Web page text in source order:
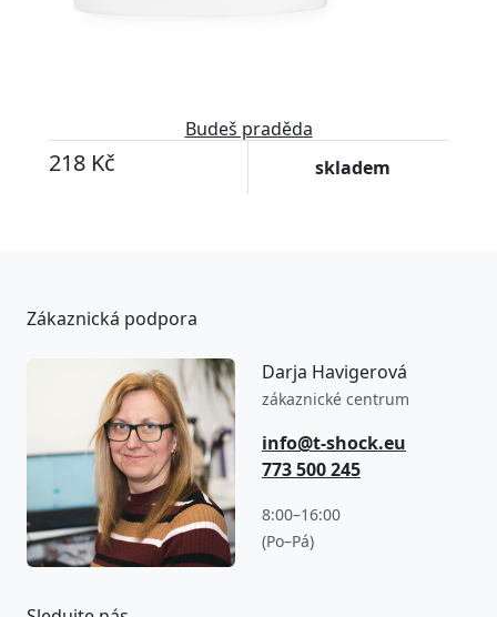
Budeš praděda
218 Kč skladem
Zákaznická podpora
Darja Havigerová
zákaznické centrum
info@t-shock.eu
773 500 245
8:00–16:00
(Po–Pá)